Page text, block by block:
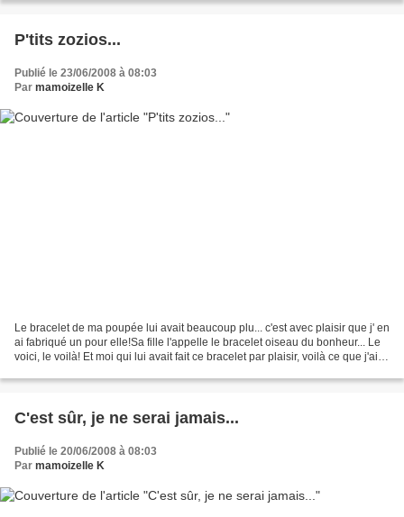
P'tits zozios...
Publié le 23/06/2008 à 08:03
Par mamoizelle K
Le bracelet de ma poupée lui avait beaucoup plu... c'est avec plaisir que j' en
ai fabriqué un pour elle!Sa fille l'appelle le bracelet oiseau du bonheur... Le
voici, le voilà! Et moi qui lui avait fait ce bracelet par plaisir, voilà ce que j'ai
C'est sûr, je ne serai jamais...
Publié le 20/06/2008 à 08:03
Par mamoizelle K